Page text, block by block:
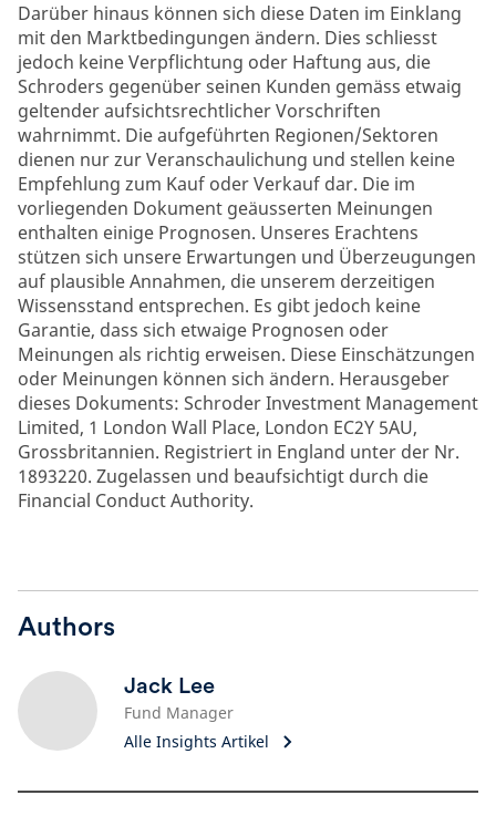
Darüber hinaus können sich diese Daten im Einklang
mit den Marktbedingungen ändern. Dies schliesst
jedoch keine Verpflichtung oder Haftung aus, die
Schroders gegenüber seinen Kunden gemäss etwaig
geltender aufsichtsrechtlicher Vorschriften
wahrnimmt. Die aufgeführten Regionen/Sektoren
dienen nur zur Veranschaulichung und stellen keine
Empfehlung zum Kauf oder Verkauf dar. Die im
vorliegenden Dokument geäusserten Meinungen
enthalten einige Prognosen. Unseres Erachtens
stützen sich unsere Erwartungen und Überzeugungen
auf plausible Annahmen, die unserem derzeitigen
Wissensstand entsprechen. Es gibt jedoch keine
Garantie, dass sich etwaige Prognosen oder
Meinungen als richtig erweisen. Diese Einschätzungen
oder Meinungen können sich ändern. Herausgeber
dieses Dokuments: Schroder Investment Management
Limited, 1 London Wall Place, London EC2Y 5AU,
Grossbritannien. Registriert in England unter der Nr.
1893220. Zugelassen und beaufsichtigt durch die
Financial Conduct Authority.
Authors
Jack Lee
Fund Manager
Alle Insights Artikel